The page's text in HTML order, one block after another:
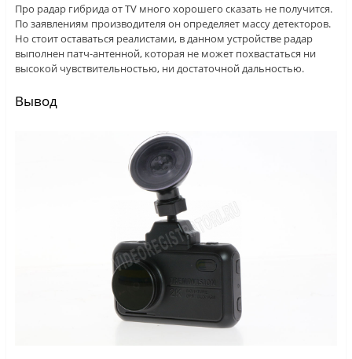
Про радар гибрида от TV много хорошего сказать не получится.
По заявлениям производителя он определяет массу детекторов.
Но стоит оставаться реалистами, в данном устройстве радар
выполнен патч-антенной, которая не может похвастаться ни
высокой чувствительностью, ни достаточной дальностью.
Вывод